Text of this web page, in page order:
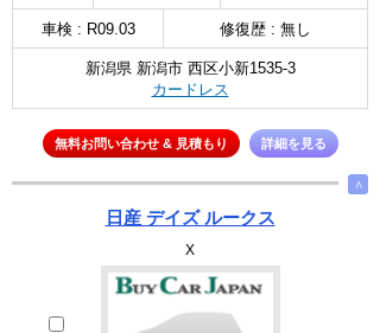
車検 : R09.03 修復歴 : 無し
新潟県 新潟市 西区小新1535-3
カードレス
無料お問い合わせ & 見積もり 詳細を見る
∧
日産 デイズ ルークス
X